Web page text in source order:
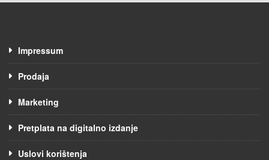
Impressum
Prodaja
Marketing
Pretplata na digitalno izdanje
Uslovi korištenja